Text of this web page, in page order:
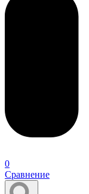
0
Сравнение